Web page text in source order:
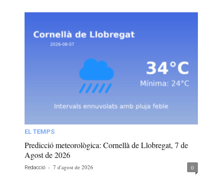
EL TEMPS
Predicció meteorològica: Cornellà de Llobregat, 7 de
Agost de 2026
Redacció - 7 d'agost de 2026 0